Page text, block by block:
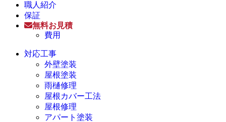
職人紹介
保証
無料お見積
費用
対応工事
外壁塗装
屋根塗装
雨樋修理
屋根カバー工法
屋根修理
アパート塗装